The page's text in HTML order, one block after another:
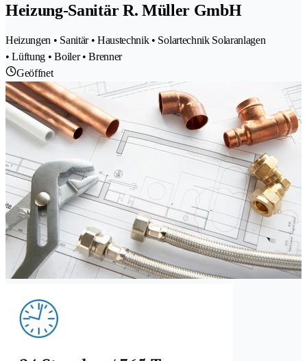
Heizung-Sanitär R. Müller GmbH
Heizungen • Sanitär • Haustechnik • Solartechnik Solaranlagen
• Lüftung • Boiler • Brenner
Geöffnet